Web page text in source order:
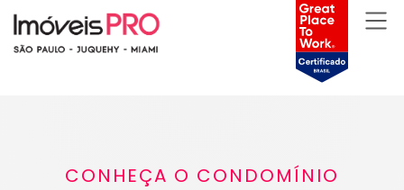
CONHEÇA O CONDOMÍNIO